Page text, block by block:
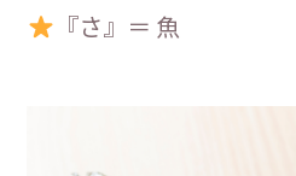
『さ』＝ 魚